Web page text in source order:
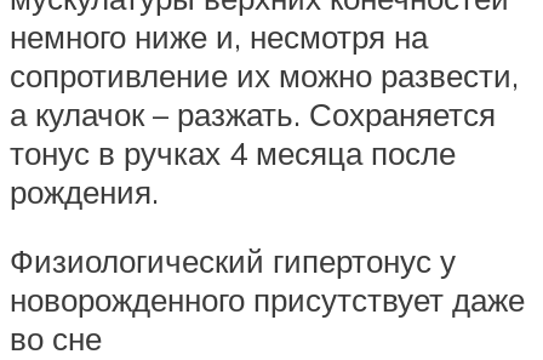
немного ниже и, несмотря на
сопротивление их можно развести,
а кулачок – разжать. Сохраняется
тонус в ручках 4 месяца после
рождения.
Физиологический гипертонус у
новорожденного присутствует даже
во сне